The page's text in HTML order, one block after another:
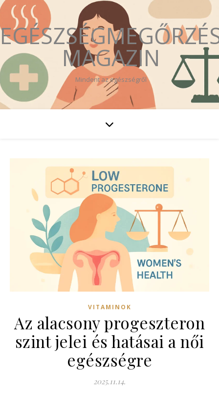
MAGAZIN
Mindent az egészségről
VITAMINOK
Az alacsony progeszteron
szint jelei és hatásai a női
egészségre
2025.11.14.